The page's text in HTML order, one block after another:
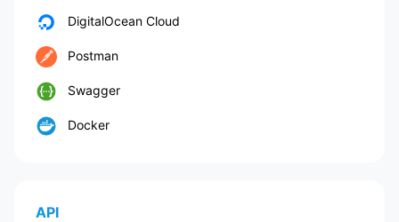
DigitalOcean Cloud
Postman
Swagger
Docker
API